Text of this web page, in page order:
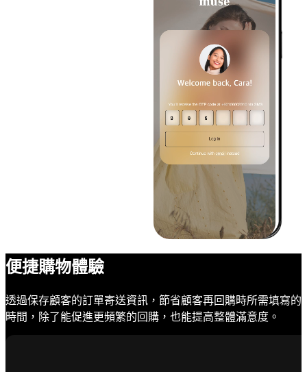
便捷購物體驗
透過保存顧客的訂單寄送資訊，節省顧客再回購時所需填寫的
時間，除了能促進更頻繁的回購，也能提高整體滿意度。